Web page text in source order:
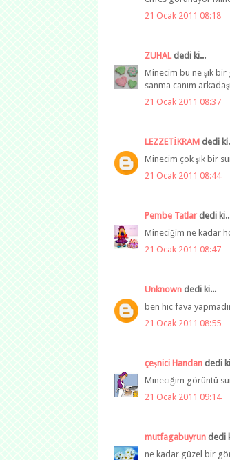
21 Ocak 2011 08:18
ZUHALdedi ki...
Minecim bu ne şık
sanma canım
21 Ocak 2011 08:37
LEZZETİKRAM dedi
Minecim çok şık bir
21 Ocak 2011 08:44
Pembe Tatlar dedi
Mineciğim ne kadar
21 Ocak 2011 08:47
Unknown dedi ki...
ben hic fava
21 Ocak 2011 08:55
çeşnici Handan dedi
Mineciğim görüntü
21 Ocak 2011 09:14
mutfagabuyrun dedi
ne kadar güzel bir